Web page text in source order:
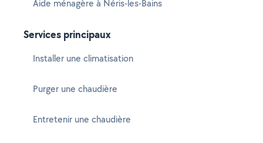
Aide ménagère à Néris-les-Bains
Services principaux
Installer une climatisation
Purger une chaudière
Entretenir une chaudière